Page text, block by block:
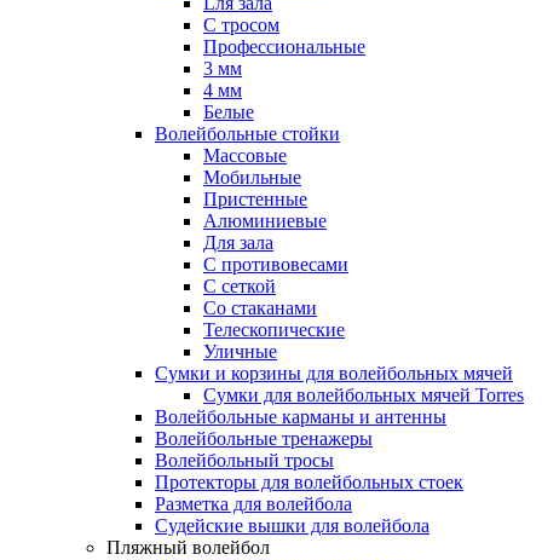
C тросом
Профессиональные
3 мм
4 мм
Белые
Волейбольные стойки
Массовые
Мобильные
Пристенные
Алюминиевые
Для зала
С противовесами
С сеткой
Со стаканами
Телескопические
Уличные
Сумки и корзины для волейбольных мячей
Сумки для волейбольных мячей Torres
Волейбольные карманы и антенны
Волейбольные тренажеры
Волейбольный тросы
Протекторы для волейбольных стоек
Разметка для волейбола
Судейские вышки для волейбола
Пляжный волейбол